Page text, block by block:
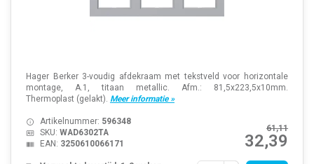
Hager Berker 3-voudig afdekraam met tekstveld voor horizontale
montage, A.1, titaan metallic. Afm.: 81,5x223,5x10mm.
Thermoplast (gelakt). Meer informatie »
61,11
32,39
Artikelnummer: 596348
SKU: WAD6302TA
EAN: 3250610066171